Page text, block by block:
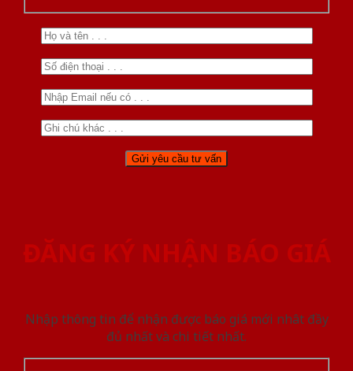
ĐĂNG KÝ NHẬN BÁO GIÁ
Nhập thông tin để nhận được báo giá mới nhât đầy
đủ nhất và chi tiết nhất.